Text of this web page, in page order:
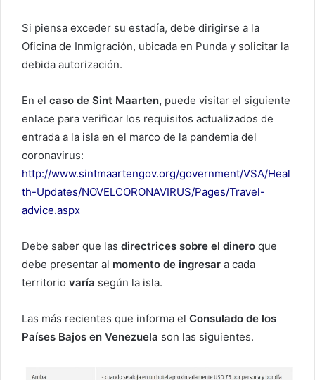
Si piensa exceder su estadía, debe dirigirse a la
Oficina de Inmigración, ubicada en Punda y solicitar la
debida autorización.
En el caso de Sint Maarten, puede visitar el siguiente
enlace para verificar los requisitos actualizados de
entrada a la isla en el marco de la pandemia del
coronavirus:
http://www.sintmaartengov.org/government/VSA/Heal
th-Updates/NOVELCORONAVIRUS/Pages/Travel-
advice.aspx
Debe saber que las directrices sobre el dinero que
debe presentar al momento de ingresar a cada
territorio varía según la isla.
Las más recientes que informa el Consulado de los
Países Bajos en Venezuela son las siguientes.